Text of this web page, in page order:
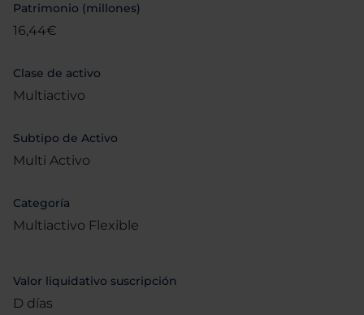
Patrimonio (millones)
16,44€
Clase de activo
Multiactivo
Subtipo de Activo
Multi Activo
Categoría
Multiactivo Flexible
Valor liquidativo suscripción
D días